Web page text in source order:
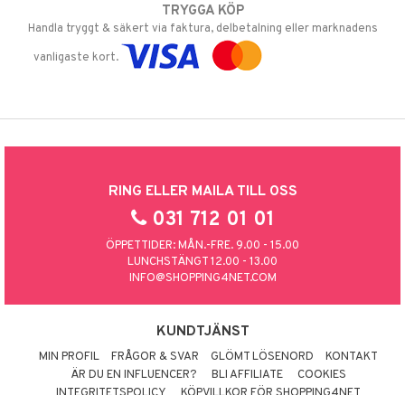
TRYGGA KÖP
Handla tryggt & säkert via faktura, delbetalning eller marknadens
vanligaste kort.
RING ELLER MAILA TILL OSS
031 712 01 01
ÖPPETTIDER: MÅN.-FRE. 9.00 - 15.00
LUNCHSTÄNGT 12.00 - 13.00
INFO@SHOPPING4NET.COM
KUNDTJÄNST
MIN PROFIL FRÅGOR & SVAR GLÖMT LÖSENORD
KONTAKT
ÄR DU EN INFLUENCER?
BLI AFFILIATE
COOKIES